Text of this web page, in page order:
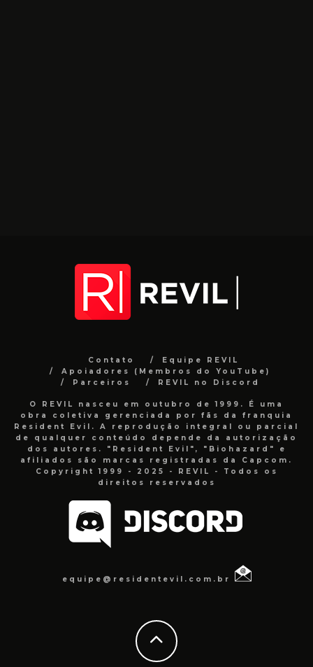
Contato
Equipe REVIL
Apoiadores (Membros do YouTube)
Parceiros
REVIL no Discord
O REVIL nasceu em outubro de 1999. É uma
obra coletiva gerenciada por fãs da franquia
Resident Evil. A reprodução integral ou parcial
de qualquer conteúdo depende da autorização
dos autores. "Resident Evil", "Biohazard" e
afiliados são marcas registradas da Capcom.
Copyright 1999 - 2025 - REVIL - Todos os
direitos reservados
equipe@residentevil.com.br